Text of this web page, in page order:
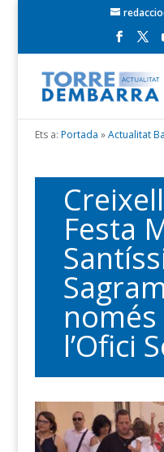
Ets a: Portada »Actualitat
Festa
l’Ofici